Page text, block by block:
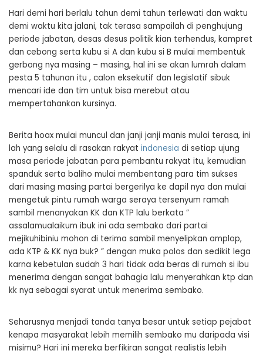
Hari demi hari berlalu tahun demi tahun terlewati dan waktu
demi waktu kita jalani, tak terasa sampailah di penghujung
periode jabatan, desas desus politik kian terhendus, kampret
dan cebong serta kubu si A dan kubu si B mulai membentuk
gerbong nya masing – masing, hal ini se akan lumrah dalam
pesta 5 tahunan itu , calon eksekutif dan legislatif sibuk
mencari ide dan tim untuk bisa merebut atau
mempertahankan kursinya.
Berita hoax mulai muncul dan janji janji manis mulai terasa, ini
lah yang selalu di rasakan rakyat indonesia di setiap ujung
masa periode jabatan para pembantu rakyat itu, kemudian
spanduk serta baliho mulai membentang para tim sukses
dari masing masing partai bergerilya ke dapil nya dan mulai
mengetuk pintu rumah warga seraya tersenyum ramah
sambil menanyakan KK dan KTP lalu berkata ”
assalamualaikum ibuk ini ada sembako dari partai
mejikuhibiniu mohon di terima sambil menyelipkan amplop,
ada KTP & KK nya buk? ” dengan muka polos dan sedikit lega
karna kebetulan sudah 3 hari tidak ada beras di rumah si ibu
menerima dengan sangat bahagia lalu menyerahkan ktp dan
kk nya sebagai syarat untuk menerima sembako.
Seharusnya menjadi tanda tanya besar untuk setiap pejabat
kenapa masyarakat lebih memilih sembako mu daripada visi
misimu? Hari ini mereka berfikiran sangat realistis lebih